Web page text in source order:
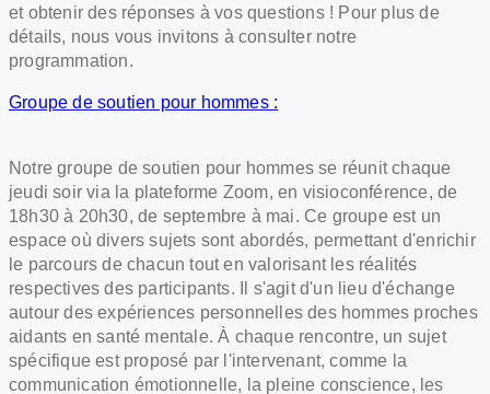
et obtenir des réponses à vos questions ! Pour plus de
détails, nous vous invitons à consulter notre
programmation.
Groupe de soutien pour hommes :
Notre groupe de soutien pour hommes se réunit chaque
jeudi soir via la plateforme Zoom, en visioconférence, de
18h30 à 20h30, de septembre à mai. Ce groupe est un
espace où divers sujets sont abordés, permettant d'enrichir
le parcours de chacun tout en valorisant les réalités
respectives des participants. Il s'agit d'un lieu d'échange
autour des expériences personnelles des hommes proches
aidants en santé mentale. À chaque rencontre, un sujet
spécifique est proposé par l'intervenant, comme la
communication émotionnelle, la pleine conscience, les